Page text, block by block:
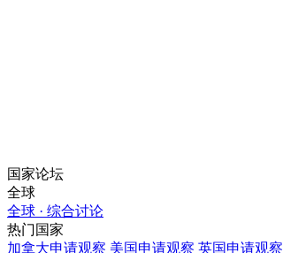
国家论坛
全球
全球 · 综合讨论
热门国家
加拿大申请观察 美国申请观察 英国申请观察